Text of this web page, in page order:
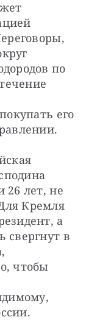
по
его
26 лет, не
Кремля
а
свергнут в
чтобы